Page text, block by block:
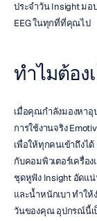
ประจำวัน Insight มอ
EEG ในทุกที่ที่คุณไป
ทำไมต้อง
เมื่อคุณกำลังมองหา
การใช้งานจริง
เพื่อให้ทุกคนเข้าถึงไ
กับคอมพิวเตอร์เครื่อ
ชุดหูฟัง Insight อัดแน่
และน้ำหนักเบา ทำให้
วันของคุณ อุปกรณ์นี้เ